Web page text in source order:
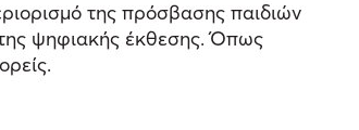
της πρόσβασης παιδιών
της ψηφιακής έκθεσης. Όπως